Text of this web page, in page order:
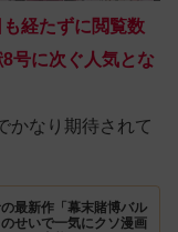
経たずに閲覧数
号に次ぐ人気とな
かなり期待されて
最新作「幕末賭博バル
せいで一気にクソ漫画